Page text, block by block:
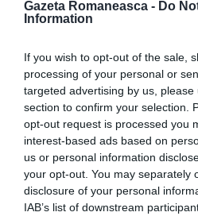
Gazeta Romaneasca - Do
Information
If you wish to opt-out of the sale,
processing of your personal or
targeted advertising by us,
section to confirm your selection.
opt-out request is processed you
interest-based ads based on
us or personal information
your opt-out. You may separately
disclosure of your personal
IAB’s list of downstream
Informaţii suplimentare